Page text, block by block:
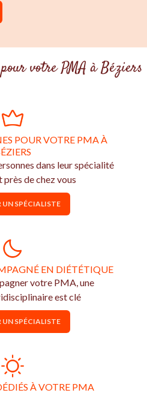
votre PMA à Béziers
POUR VOTRE PMA À
dans leur spécialité
de chez vous
UN SPÉCIALISTE
EN DIÉTÉTIQUE
votre PMA, une
est clé
UN SPÉCIALISTE
À VOTRE PMA